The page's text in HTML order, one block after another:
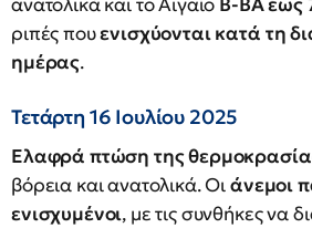
ριπές πουενισχύονται κατά τη
ημέρας.
Τετάρτη 16 Ιουλίου 2025
Ελαφρά πτώση της
βόρεια και ανατολικά. Οιάνεμοι
ενισχυμένοι, με τις συνθήκες να